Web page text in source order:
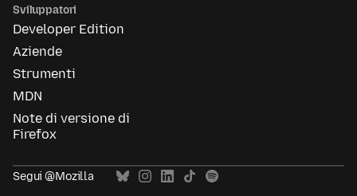
Sviluppatori
Developer Edition
Aziende
Strumenti
MDN
Note di versione di
Firefox
Segui @Mozilla